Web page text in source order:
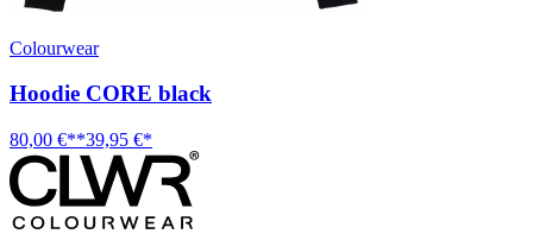
Colourwear
Hoodie CORE black
80,00 €**39,95 €*